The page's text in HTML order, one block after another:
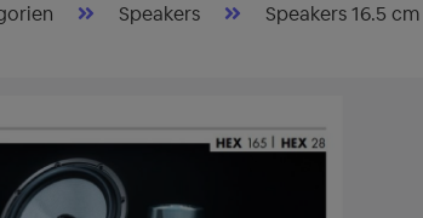
Speakers Speakers 16.5 cm